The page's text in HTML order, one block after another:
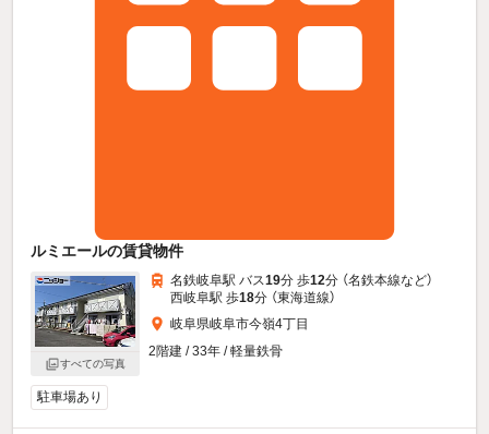
ルミエールの賃貸物件
すべての写真
名鉄岐阜駅 バス19分 歩12分 （名鉄本線など）
西岐阜駅 歩18分 （東海道線）
岐阜県岐阜市今嶺4丁目
2階建 / 33年 / 軽量鉄骨
駐車場あり